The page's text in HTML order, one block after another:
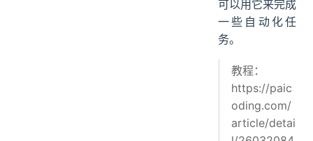
可以用它来完成
一些自动化任
务。
教程：
https://paic
oding.com/
article/detai